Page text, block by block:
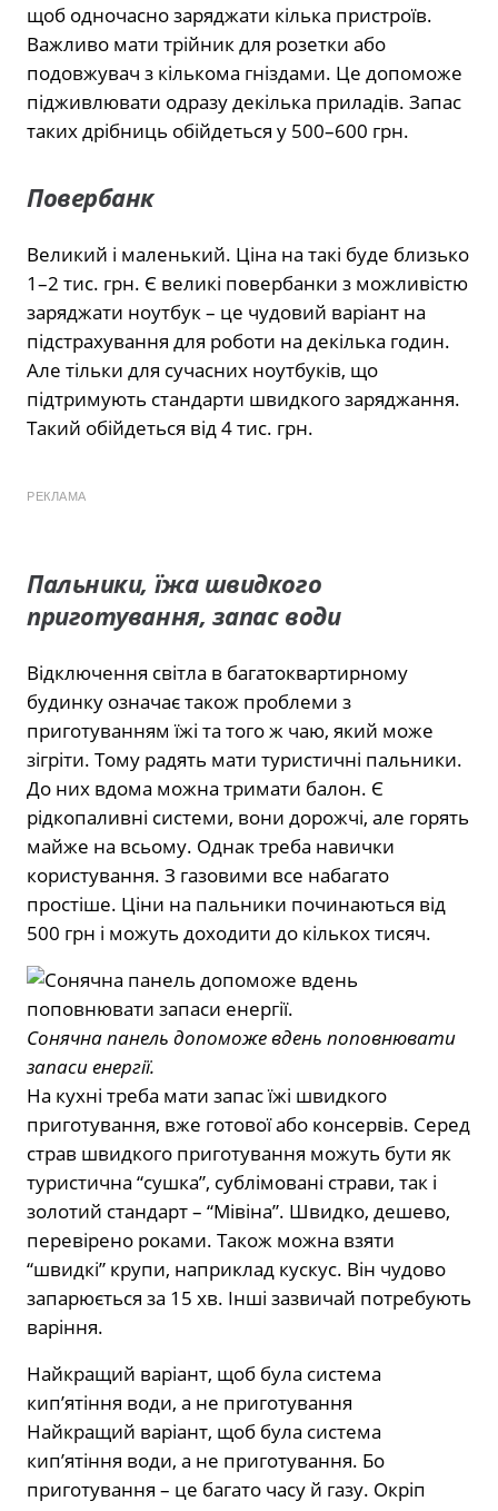
щоб одночасно заряджати кілька пристроїв.
Важливо мати трійник для розетки або
подовжувач з кількома гніздами. Це допоможе
підживлювати одразу декілька приладів. Запас
таких дрібниць обійдеться у 500–600 грн.
Повербанк
Великий і маленький. Ціна на такі буде близько
1–2 тис. грн. Є великі повербанки з можливістю
заряджати ноутбук – це чудовий варіант на
підстрахування для роботи на декілька годин.
Але тільки для сучасних ноутбуків, що
підтримують стандарти швидкого заряджання.
Такий обійдеться від 4 тис. грн.
РЕКЛАМА
Пальники, їжа швидкого
приготування, запас води
Відключення світла в багатоквартирному
будинку означає також проблеми з
приготуванням їжі та того ж чаю, який може
зігріти. Тому радять мати туристичні пальники.
До них вдома можна тримати балон. Є
рідкопаливні системи, вони дорожчі, але горять
майже на всьому. Однак треба навички
користування. З газовими все набагато
простіше. Ціни на пальники починаються від
500 грн і можуть доходити до кількох тисяч.
Сонячна панель допоможе вдень поповнювати
запаси енергії.
На кухні треба мати запас їжі швидкого
приготування, вже готової або консервів. Серед
страв швидкого приготування можуть бути як
туристична “сушка”, сублімовані страви, так і
золотий стандарт – “Мівіна”. Швидко, дешево,
перевірено роками. Також можна взяти
“швидкі” крупи, наприклад кускус. Він чудово
запарюється за 15 хв. Інші зазвичай потребують
варіння.
Найкращий варіант, щоб була система
кип’ятіння води, а не приготування
Найкращий варіант, щоб була система
кип’ятіння води, а не приготування. Бо
приготування – це багато часу й газу. Окріп